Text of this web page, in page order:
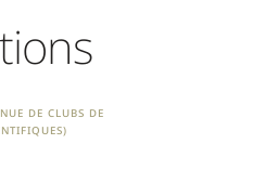
nue de clubs de